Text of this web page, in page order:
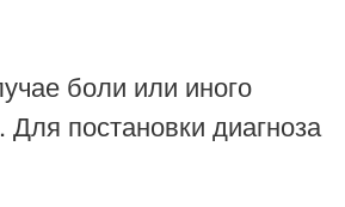
боли или иного
постановки диагноза